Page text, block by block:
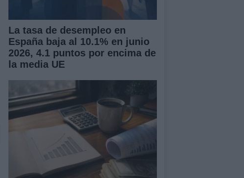
La tasa de desempleo en
España baja al 10.1% en junio
2026, 4.1 puntos por encima de
la media UE